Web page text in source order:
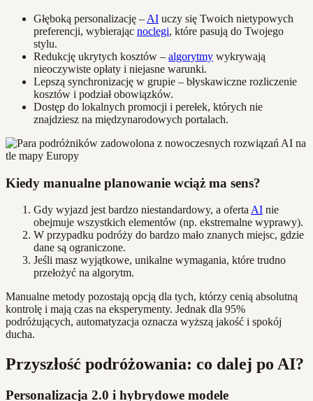
Głęboką personalizację – AI uczy się Twoich nietypowych
preferencji, wybierając noclegi, które pasują do Twojego
stylu.
Redukcję ukrytych kosztów – algorytmy wykrywają
nieoczywiste opłaty i niejasne warunki.
Lepszą synchronizację w grupie – błyskawiczne rozliczenie
kosztów i podział obowiązków.
Dostęp do lokalnych promocji i perełek, których nie
znajdziesz na międzynarodowych portalach.
Kiedy manualne planowanie wciąż ma sens?
Gdy wyjazd jest bardzo niestandardowy, a oferta AI nie
obejmuje wszystkich elementów (np. ekstremalne wyprawy).
W przypadku podróży do bardzo mało znanych miejsc, gdzie
dane są ograniczone.
Jeśli masz wyjątkowe, unikalne wymagania, które trudno
przełożyć na algorytm.
Manualne metody pozostają opcją dla tych, którzy cenią absolutną
kontrolę i mają czas na eksperymenty. Jednak dla 95%
podróżujących, automatyzacja oznacza wyższą jakość i spokój
ducha.
Przyszłość podróżowania: co dalej po AI?
Personalizacja 2.0 i hybrydowe modele